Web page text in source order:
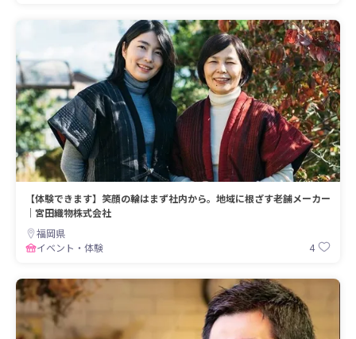
【体験できます】笑顔の輪はまず社内から。地域に根ざす老舗メーカー
｜宮田織物株式会社
福岡県
イベント・体験
4